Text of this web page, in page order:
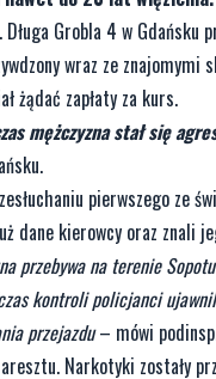
Grobla 4 w Gdańsku
wraz ze
żądać zapłaty za kurs.
mężczyzna stał się
pierwszego ze
dane kierowcy oraz znali
przebywa na terenie
kontroli policjanci
przejazdu– mówi
Narkotyki zostały